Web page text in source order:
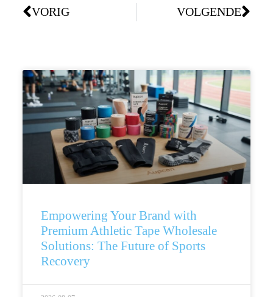
VORIG VOLGENDE
Empowering Your Brand with
Premium Athletic Tape Wholesale
Solutions: The Future of Sports
Recovery